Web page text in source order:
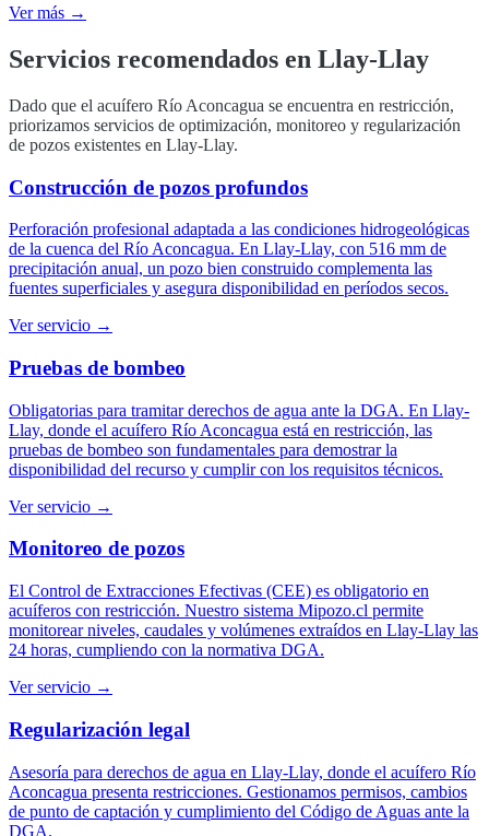
Ver más →
Servicios recomendados en Llay-Llay
Dado que el acuífero Río Aconcagua se encuentra en restricción,
priorizamos servicios de optimización, monitoreo y regularización
de pozos existentes en Llay-Llay.
Construcción de pozos profundos
Perforación profesional adaptada a las condiciones hidrogeológicas
de la cuenca del Río Aconcagua. En Llay-Llay, con 516 mm de
precipitación anual, un pozo bien construido complementa las
fuentes superficiales y asegura disponibilidad en períodos secos.
Ver servicio →
Pruebas de bombeo
Obligatorias para tramitar derechos de agua ante la DGA. En Llay-
Llay, donde el acuífero Río Aconcagua está en restricción, las
pruebas de bombeo son fundamentales para demostrar la
disponibilidad del recurso y cumplir con los requisitos técnicos.
Ver servicio →
Monitoreo de pozos
El Control de Extracciones Efectivas (CEE) es obligatorio en
acuíferos con restricción. Nuestro sistema Mipozo.cl permite
monitorear niveles, caudales y volúmenes extraídos en Llay-Llay las
24 horas, cumpliendo con la normativa DGA.
Ver servicio →
Regularización legal
Asesoría para derechos de agua en Llay-Llay, donde el acuífero Río
Aconcagua presenta restricciones. Gestionamos permisos, cambios
de punto de captación y cumplimiento del Código de Aguas ante la
DGA.